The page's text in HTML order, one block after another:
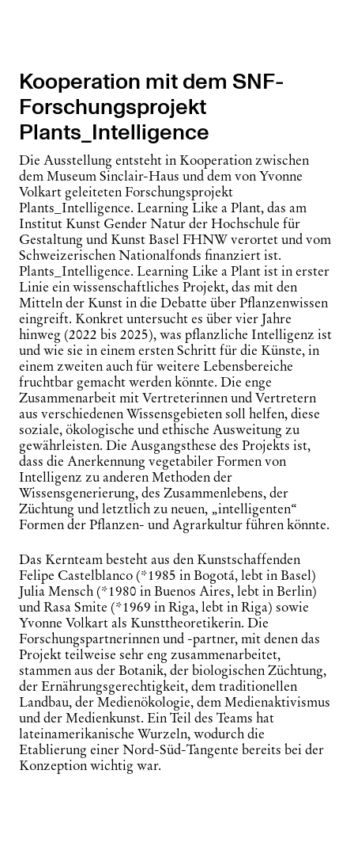
Kooperation mit dem SNF-
Forschungsprojekt
Plants_Intelligence
Die Ausstellung entsteht in Kooperation zwischen
dem Museum Sinclair-Haus und dem von Yvonne
Volkart geleiteten Forschungsprojekt
Plants _Intelligence. Learning Like a Plant, das am
Institut Kunst Gender Natur der Hochschule für
Gestaltung und Kunst Basel FHNW verortet und vom
Schweizerischen Nationalfonds finanziert ist.
Plants_Intelligence. Learning Like a Plant ist in erster
Linie ein wissenschaftliches Projekt, das mit den
Mitteln der Kunst in die Debatte über Pflanzenwissen
eingreift. Konkret untersucht es über vier Jahre
hinweg (2022 bis 2025), was pflanzliche Intelligenz ist
und wie sie in einem ersten Schritt für die Künste, in
einem zweiten auch für weitere Lebensbereiche
fruchtbar gemacht werden könnte. Die enge
Zusammenarbeit mit Vertreterinnen und Vertretern
aus verschiedenen Wissensgebieten soll helfen, diese
soziale, ökologische und ethische Ausweitung zu
gewährleisten. Die Ausgangsthese des Projekts ist,
dass die Anerkennung vegetabiler Formen von
Intelligenz zu anderen Methoden der
Wissensgenerierung, des Zusammenlebens, der
Züchtung und letztlich zu neuen, „intelligenten“
Formen der Pflanzen- und Agrarkultur führen könnte.
Das Kernteam besteht aus den Kunstschaffenden
Felipe Castelblanco (*1985 in Bogotá, lebt in Basel)
Julia Mensch (*1980 in Buenos Aires, lebt in Berlin)
und Rasa Smite (*1969 in Riga, lebt in Riga) sowie
Yvonne Volkart als Kunsttheoretikerin. Die
Forschungspartnerinnen und -partner, mit denen das
Projekt teilweise sehr eng zusammenarbeitet,
stammen aus der Botanik, der biologischen Züchtung,
der Ernährungsgerechtigkeit, dem traditionellen
Landbau, der Medienökologie, dem Medienaktivismus
und der Medienkunst. Ein Teil des Teams hat
lateinamerikanische Wurzeln, wodurch die
Etablierung einer Nord-Süd-Tangente bereits bei der
Konzeption wichtig war.